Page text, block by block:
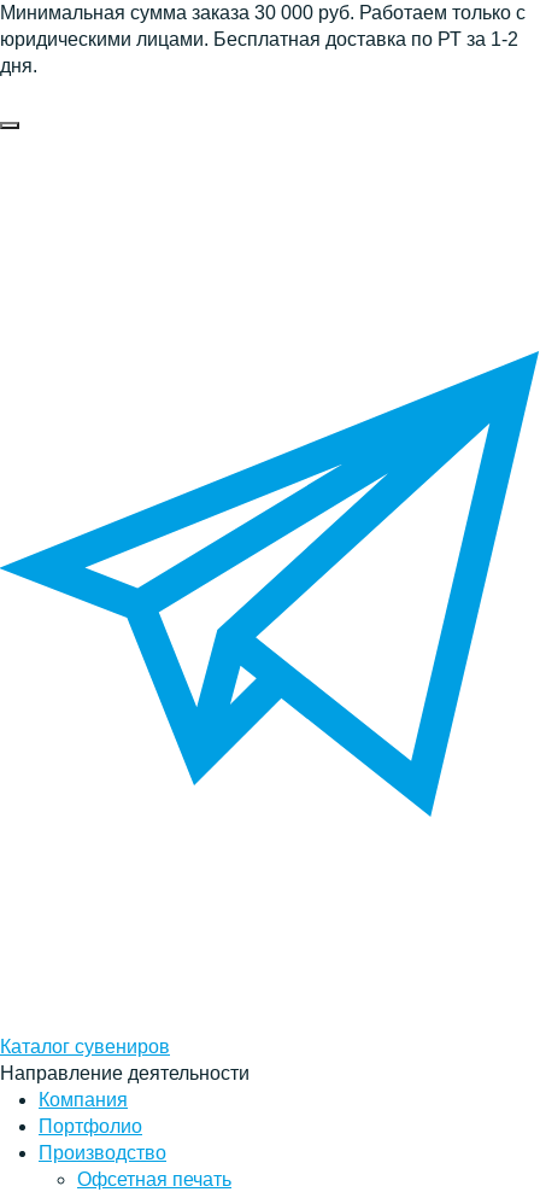
Минимальная сумма заказа 30 000 руб. Работаем только с
юридическими лицами. Бесплатная доставка по РТ за 1-2
дня.
Каталог сувениров
Направление деятельности
Компания
Портфолио
Производство
Офсетная печать